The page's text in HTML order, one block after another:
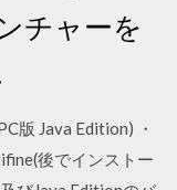
チャーを
版 Java Edition) ・
後でインストー